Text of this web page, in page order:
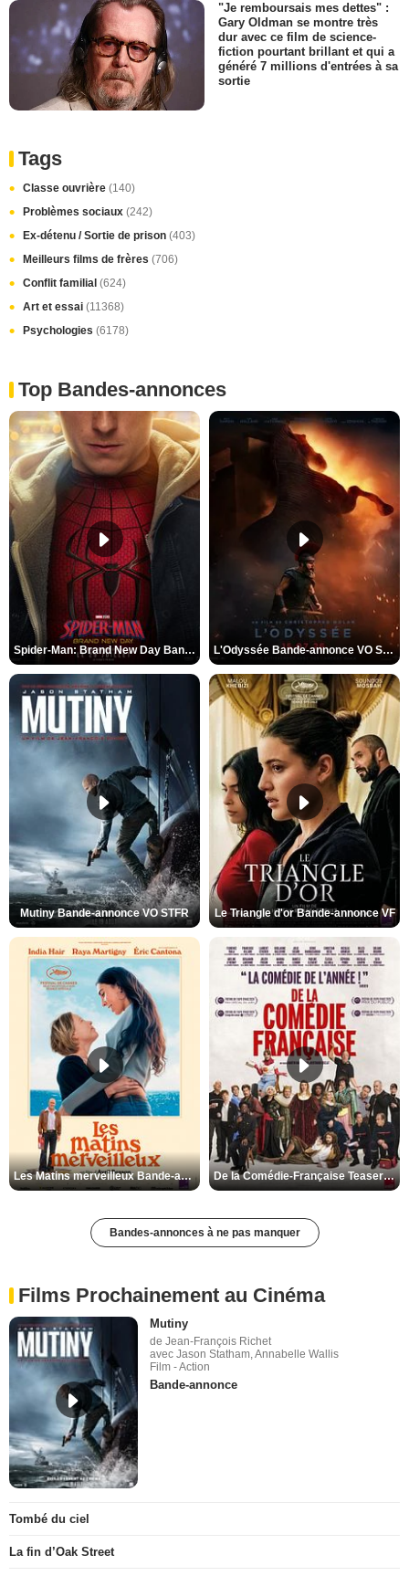
"Je remboursais mes dettes" :
Gary Oldman se montre très
dur avec ce film de science-
fiction pourtant brillant et qui a
généré 7 millions d'entrées à sa
sortie
Tags
Classe ouvrière (140)
Problèmes sociaux (242)
Ex-détenu / Sortie de prison (403)
Meilleurs films de frères (706)
Conflit familial (624)
Art et essai (11368)
Psychologies (6178)
Top Bandes-annonces
Spider-Man: Brand New Day Bande-annonce VO STFR L'Odyssée Bande-annonce VO STFR
Mutiny Bande-annonce VO STFR Le Triangle d'or Bande-annonce VF
Les Matins merveilleux Bande-annonce VF De la Comédie-Française Teaser VF
Bandes-annonces à ne pas manquer
Films Prochainement au Cinéma
Mutiny
de Jean-François Richet
avec Jason Statham, Annabelle Wallis
Film - Action
Bande-annonce
Tombé du ciel
La fin d’Oak Street